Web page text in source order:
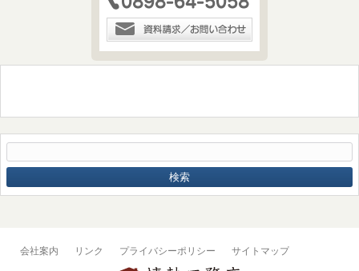
会社案内 リンク プライバシーポリシー サイトマップ